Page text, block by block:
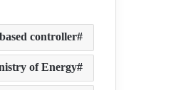
controller
of Energy